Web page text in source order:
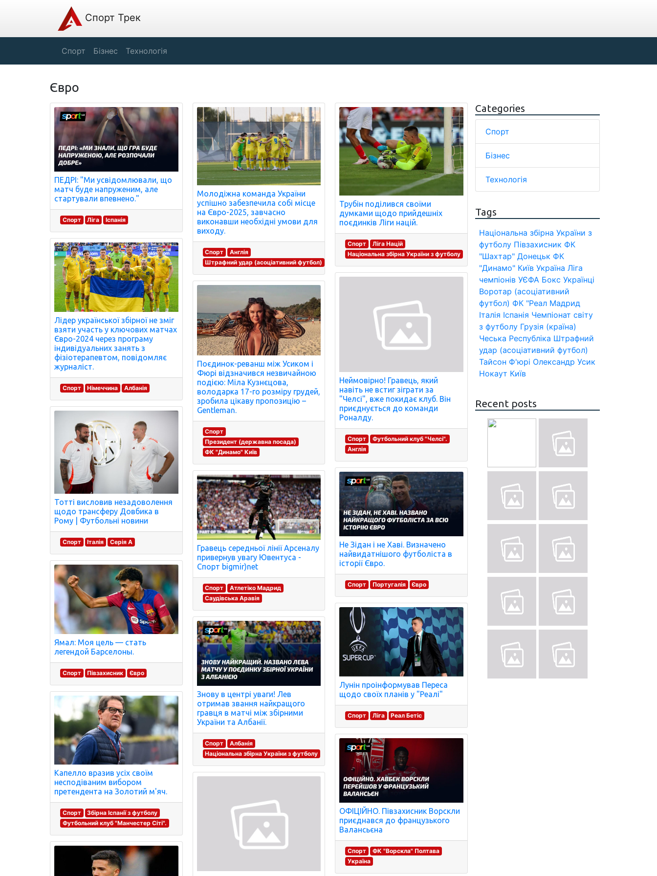
Спорт Трек
Спорт Бізнес Технологія
Євро
ПЕДРІ: "Ми усвідомлювали, що
матч буде напруженим, але
стартували впевнено."
Спорт Ліга Іспанія
Лідер української збірної не зміг
взяти участь у ключових матчах
Євро-2024 через програму
індивідуальних занять з
фізіотерапевтом, повідомляє
журналіст.
Спорт Німеччина Албанія
Тотті висловив незадоволення
щодо трансферу Довбика в
Рому | Футбольні новини
Спорт Італія Серія A
Ямал: Моя цель — стать
легендой Барселоны.
Спорт Півзахисник Євро
Капелло вразив усіх своїм
несподіваним вибором
претендента на Золотий м'яч.
Спорт
Збірна Іспанії з футболу
Футбольний клуб "Манчестер Сіті".
Молодіжна команда України
успішно забезпечила собі місце
на Євро-2025, завчасно
виконавши необхідні умови для
виходу.
Спорт
Англія
Штрафний удар (асоціативний футбол)
Поєдинок-реванш між Усиком і
Фюрі відзначився незвичайною
подією: Міла Кузнєцова,
володарка 17-го розміру грудей,
зробила цікаву пропозицію –
Gentleman.
Спорт
Президент (державна посада)
ФК "Динамо" Київ
Гравець середньої лінії Арсеналу
привернув увагу Ювентуса -
Спорт bigmir)net
Спорт
Атлетіко Мадрид
Саудівська Аравія
Знову в центрі уваги! Лев
отримав звання найкращого
гравця в матчі між збірними
України та Албанії.
Спорт
Албанія
Національна збірна України з футболу
Трубін поділився своїми
думками щодо прийдешніх
поєдинків Ліги націй.
Спорт
Ліга Націй
Національна збірна України з футболу
Неймовірно! Гравець, який
навіть не встиг зіграти за
"Челсі", вже покидає клуб. Він
приєднується до команди
Роналду.
Спорт
Футбольний клуб "Челсі".
Англія
Не Зідан і не Хаві. Визначено
найвидатнішого футболіста в
історії Євро.
Спорт Португалія Євро
Лунін проінформував Переса
щодо своїх планів у "Реалі"
Спорт Ліга Реал Бетіс
ОФІЦІЙНО. Півзахисник Ворскли
приєднався до французького
Валансьєна
Спорт
ФК "Ворскла" Полтава
Україна
Categories
Спорт
Бізнес
Технологія
Tags
Національна збірна України з
футболу Півзахисник ФК
"Шахтар" Донецьк ФК
"Динамо" Київ Україна Ліга
чемпіонів УЄФА Бокс Українці
Воротар (асоціативний
футбол) ФК "Реал Мадрид
Італія Іспанія Чемпіонат світу
з футболу Грузія (країна)
Чеська Республіка Штрафний
удар (асоціативний футбол)
Тайсон Ф'юрі Олександр Усик
Нокаут Київ
Recent posts